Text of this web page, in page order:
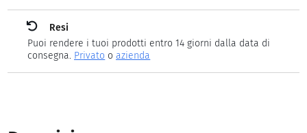
Resi
Puoi rendere i tuoi prodotti entro 14 giorni dalla data di
consegna. Privato oazienda